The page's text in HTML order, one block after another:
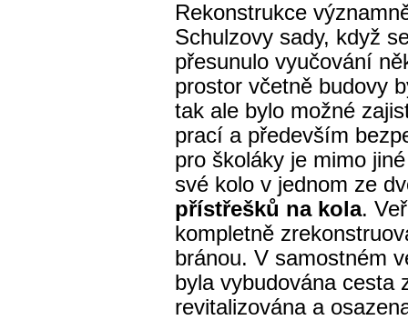
Rekonstrukce
Schulzovy sady, když
přesunulo vyučování
prostor včetně budovy
tak ale bylo možné
prací a především
pro školáky je mimo
své kolo v jednom ze
přístřešků na kola.
kompletně
bránou. V samostném
byla vybudována cesta
revitalizována a